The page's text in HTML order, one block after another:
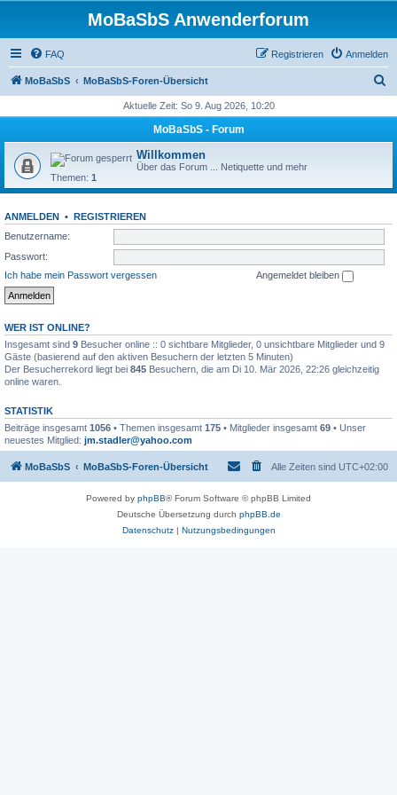
MoBaSbS Anwenderforum
FAQ Anmelden
Registrieren
MoBaSbS MoBaSbS-Foren-Übersicht
h
Aktuelle Zeit: So 9. Aug 2026, 10:20
MoBaSbS - Forum
Willkommen
Über das Forum ... Netiquette und mehr
Themen: 1
ANMELDEN • REGISTRIEREN
Benutzername:
Passwort:
Ich habe mein Passwort vergessen
Angemeldet bleiben
WER IST ONLINE?
Insgesamt sind 9 Besucher online :: 0 sichtbare Mitglieder, 0 unsichtbare Mitglieder und 9
Gäste (basierend auf den aktiven Besuchern der letzten 5 Minuten)
Der Besucherrekord liegt bei 845 Besuchern, die am Di 10. Mär 2026, 22:26 gleichzeitig
online waren.
STATISTIK
Beiträge insgesamt 1056 • Themen insgesamt 175 • Mitglieder insgesamt 69 • Unser
neuestes Mitglied: jm.stadler@yahoo.com
MoBaSbS MoBaSbS-Foren-Übersicht Alle Zeiten sind UTC+02:00
Powered by phpBB® Forum Software © phpBB Limited
Deutsche Übersetzung durch phpBB.de
Datenschutz| Nutzungsbedingungen